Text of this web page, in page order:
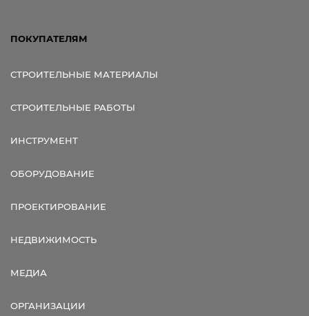
ПОКУПАТЕЛЯМ
СТРОИТЕЛЬНЫЕ МАТЕРИАЛЫ
СТРОИТЕЛЬНЫЕ РАБОТЫ
ИНСТРУМЕНТ
ОБОРУДОВАНИЕ
ПРОЕКТИРОВАНИЕ
НЕДВИЖИМОСТЬ
МЕДИА
ОРГАНИЗАЦИИ